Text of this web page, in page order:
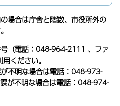
場合は庁舎と階数、市役所外の
（電話：048-964-2111 、ファ
ください。
不明な場合は電話：048-973-
が不明な場合は電話：048-974-